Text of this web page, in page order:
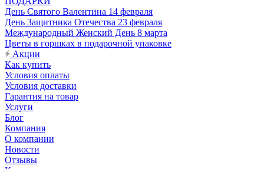
День Святого Валентина 14 февраля
День Защитника Отечества 23 февраля
Международный Женский День 8 марта
Цветы в горшках в подарочной упаковке
Акции
Как купить
Условия оплаты
Условия доставки
Гарантия на товар
Услуги
Блог
Компания
О компании
Новости
Отзывы